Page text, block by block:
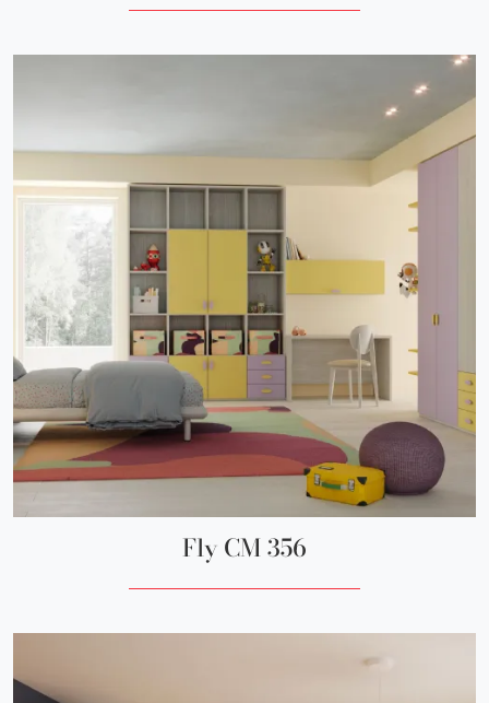
Fly CM 356